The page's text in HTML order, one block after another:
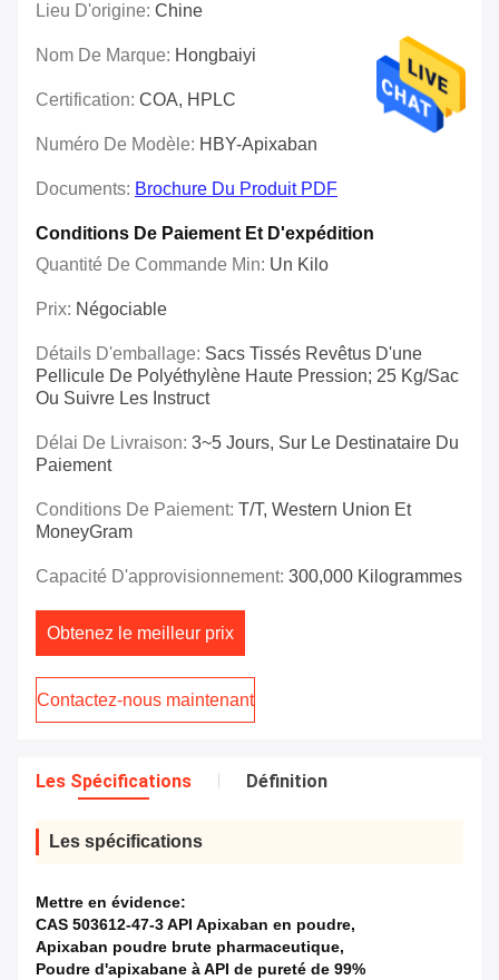
Lieu D'origine: Chine
Nom De Marque: Hongbaiyi
Certification: COA, HPLC
Numéro De Modèle: HBY-Apixaban
Documents: Brochure Du Produit PDF
Conditions De Paiement Et D'expédition
Quantité De Commande Min: Un Kilo
Prix: Négociable
Détails D'emballage: Sacs Tissés Revêtus D'une
Pellicule De Polyéthylène Haute Pression; 25 Kg/sac
Ou Suivre Les Instruct
Délai De Livraison: 3~5 Jours, Sur Le Destinataire Du
Paiement
Conditions De Paiement: T/T, Western Union Et
MoneyGram
Capacité D'approvisionnement: 300,000 Kilogrammes
Obtenez le meilleur prix
Contactez-nous maintenant
Les Spécifications Définition
Les spécifications
Mettre en évidence:
CAS 503612-47-3 API Apixaban en poudre,
Apixaban poudre brute pharmaceutique,
Poudre d'apixabane à API de pureté de 99%